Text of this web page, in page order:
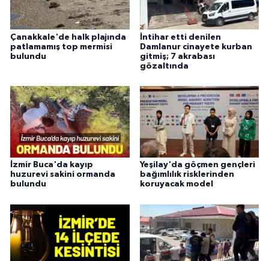
Çanakkale'de halk plajında
patlamamış top mermisi
bulundu
İntihar etti denilen
Damlanur cinayete kurban
gitmiş; 7 akrabası
gözaltında
İzmir Buca'da kayıp
huzurevi sakini ormanda
bulundu
Yeşilay'da göçmen gençleri
bağımlılık risklerinden
koruyacak model